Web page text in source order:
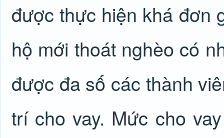
được thực hiện khá đơn
hộ mới thoát nghèo có
được đa số các thành
trí cho vay. Mức cho